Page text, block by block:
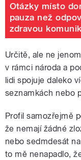
Otázky místo
pauza než
zdravou
Určitě, ale ne
v rámci národa a
lidi spojuje daleko
seznamkách nebo
Profil samozřejmě
že nemají žádné
nebo sedmdesát
to mě nenapadlo,